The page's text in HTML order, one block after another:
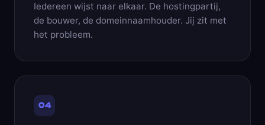
Iedereen wijst naar elkaar. De hostingpartij,
de bouwer, de domeinnaamhouder. Jij zit met
het probleem.
04